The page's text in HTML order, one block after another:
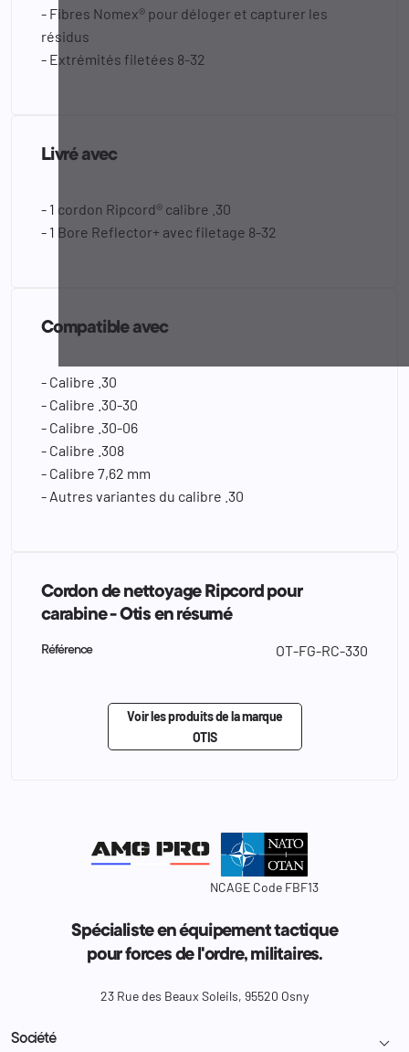
- Fibres Nomex® pour déloger et capturer les
résidus
- Extrémités filetées 8-32
Livré avec
- 1 cordon Ripcord® calibre .30
- 1 Bore Reflector+ avec filetage 8-32
Compatible avec
- Calibre .30
- Calibre .30-30
- Calibre .30-06
- Calibre .308
- Calibre 7,62 mm
- Autres variantes du calibre .30
Cordon de nettoyage Ripcord pour
carabine - Otis en résumé
Référence OT-FG-RC-330
Voir les produits de la marque
OTIS
NCAGE Code FBF13
Spécialiste en équipement tactique
pour forces de l'ordre, militaires.
23 Rue des Beaux Soleils, 95520 Osny
Société 